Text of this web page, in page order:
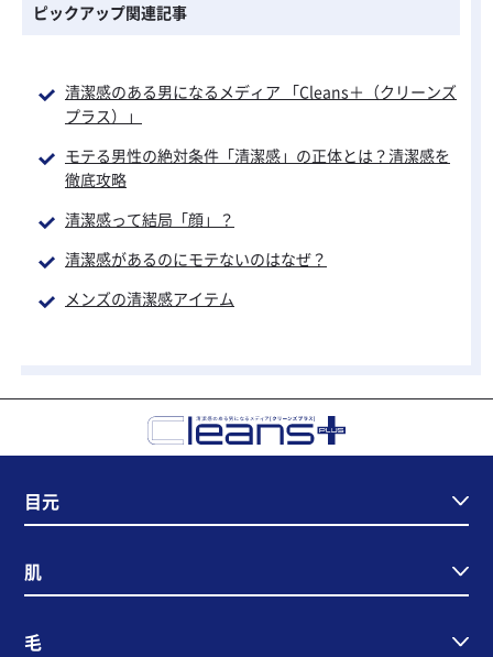
ピックアップ関連記事
清潔感のある男になるメディア 「Cleans＋（クリーンズ
プラス）」
モテる男性の絶対条件「清潔感」の正体とは？清潔感を
徹底攻略
清潔感って結局「顔」？
清潔感があるのにモテないのはなぜ？
メンズの清潔感アイテム
目元
肌
毛